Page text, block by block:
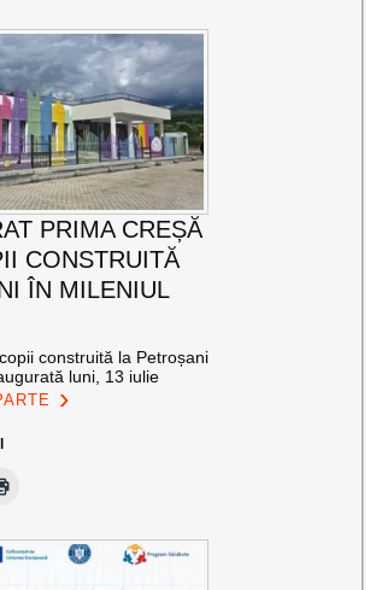
PRIMA CREȘĂ
CONSTRUITĂ
ÎN MILENIUL
construită la Petroșani
luni, 13 iulie